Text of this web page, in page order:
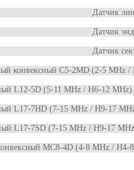
Датчик
Датчик
Датчик
конвексный C5-2MD (2-5 MHz /
L12-5D (5-11 MHz / H6-12 MHz)
L17-7HD (7-15 MHz / H9-17
L17-7SD (7-15 MHz / H9-17
MC8-4D (4-8 MHz / H4-